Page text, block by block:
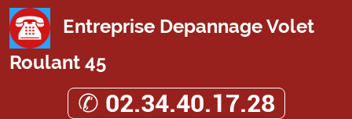
Entreprise Depannage Volet
Roulant 45
✆ 02.34.40.17.28